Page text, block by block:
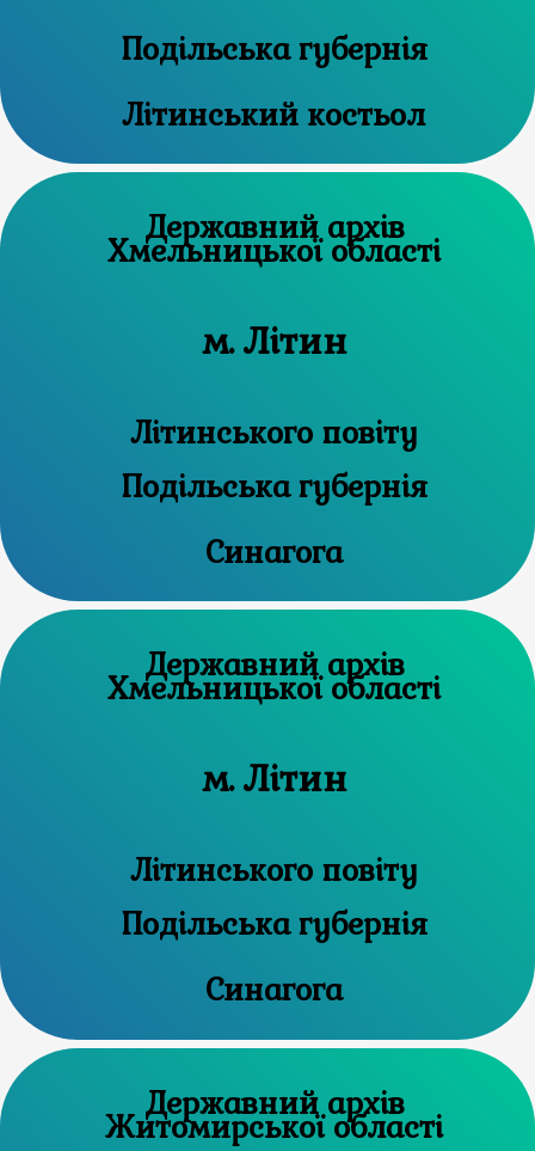
Подільська губернія
Літинський костьол
Державний архів
Хмельницької області
м. Літин
Літинського повіту
Подільська губернія
Синагога
Державний архів
Хмельницької області
м. Літин
Літинського повіту
Подільська губернія
Синагога
Державний архів
Житомирської області